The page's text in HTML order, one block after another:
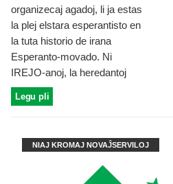
organizecaj agadoj, li ja estas
la plej elstara esperantisto en
la tuta historio de irana
Esperanto-movado. Ni
IREJO-anoj, la heredantoj
Legu pli
NIAJ KROMAJ NOVAĴSERVILOJ